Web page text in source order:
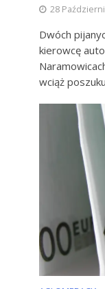
28
Dwóch
kierowcę
wciąż